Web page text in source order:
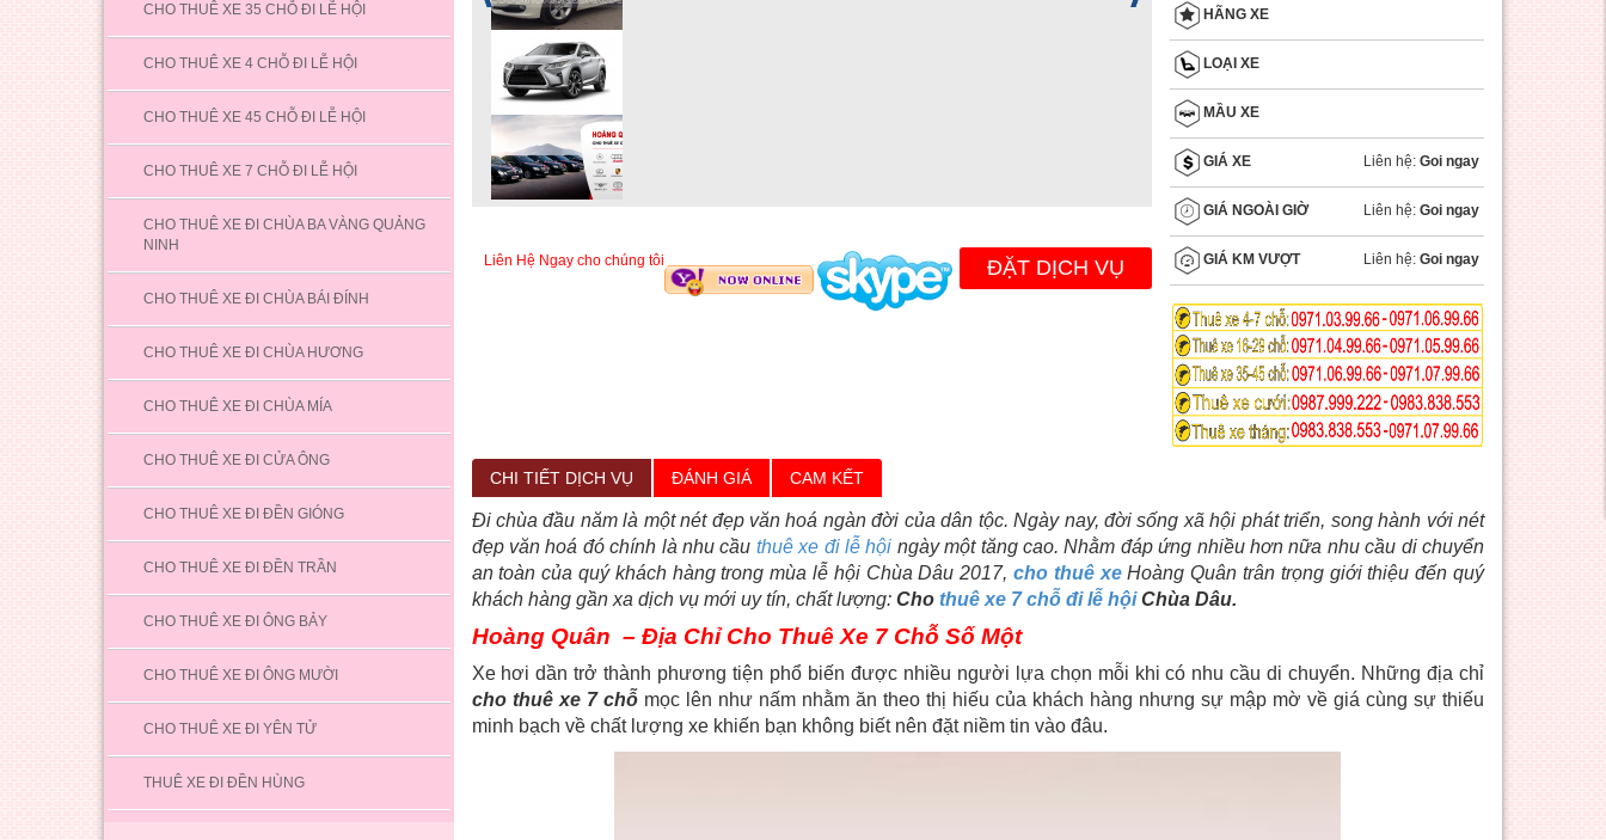
CHO THUÊ XE 35 CHỖ ĐI LỄ HỘI
CHO THUÊ XE 4 CHỖ ĐI LỄ HỘI
CHO THUÊ XE 45 CHỖ ĐI LỄ HỘI
CHO THUÊ XE 7 CHỖ ĐI LỄ HỘI
CHO THUÊ XE ĐI CHÙA BA VÀNG QUẢNG
NINH
CHO THUÊ XE ĐI CHÙA BÁI ĐÍNH
CHO THUÊ XE ĐI CHÙA HƯƠNG
CHO THUÊ XE ĐI CHÙA MÍA
CHO THUÊ XE ĐI CỬA ÔNG
CHO THUÊ XE ĐI ĐỀN GIÓNG
CHO THUÊ XE ĐI ĐỀN TRẦN
CHO THUÊ XE ĐI ÔNG BẢY
CHO THUÊ XE ĐI ÔNG MƯỜI
CHO THUÊ XE ĐI YÊN TỬ
THUÊ XE ĐI ĐỀN HÙNG
Liên Hệ Ngay cho chúng tôi ĐẶT DỊCH VỤ
HÃNG XE
LOẠI XE
MẦU XE
GIÁ XE Liên hệ: Goi ngay
GIÁ NGOÀI GIỜ Liên hệ: Goi ngay
GIÁ KM VƯỢT Liên hệ: Goi ngay
CHI TIẾT DỊCH VỤ ĐÁNH GIÁ CAM KẾT
Đi chùa đầu năm là một nét đẹp văn hoá ngàn đời của dân tộc. Ngày nay, đời sống xã hội phát triển, song hành với nét
đẹp văn hoá đó chính là nhu cầu thuê xe đi lễ hội ngày một tăng cao. Nhằm đáp ứng nhiều hơn nữa nhu cầu di chuyển
an toàn của quý khách hàng trong mùa lễ hội Chùa Dâu 2017, cho thuê xeHoàng Quân trân trọng giới thiệu đến quý
khách hàng gần xa dịch vụ mới uy tín, chất lượng: Cho thuê xe 7 chỗ đi lễ hộiChùa Dâu.
Hoàng Quân – Địa Chỉ Cho Thuê Xe 7 Chỗ Số Một
Xe hơi dần trở thành phương tiện phổ biến được nhiều người lựa chọn mỗi khi có nhu cầu di chuyển. Những địa chỉ
cho thuê xe 7 chỗmọc lên như nấm nhằm ăn theo thị hiếu của khách hàng nhưng sự mập mờ về giá cùng sự thiếu
minh bạch về chất lượng xe khiến bạn không biết nên đặt niềm tin vào đâu.